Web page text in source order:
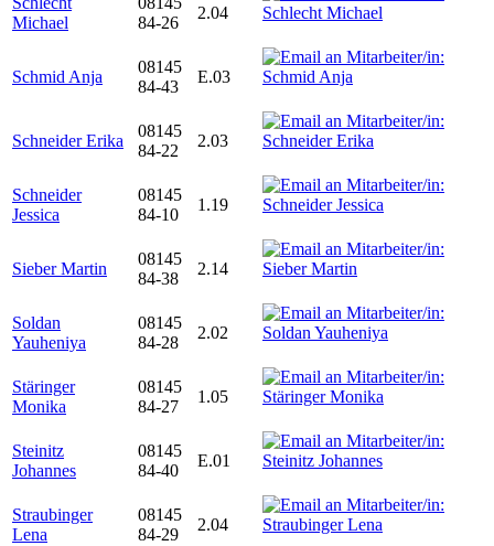
Michael
84-26
2.04
Schmid Anja
08145
84-43
E.03
Schneider Erika
08145
84-22
2.03
Schneider
Jessica
08145
84-10
1.19
Sieber Martin
08145
84-38
2.14
Soldan
Yauheniya
08145
84-28
2.02
Stäringer
Monika
08145
84-27
1.05
Steinitz
Johannes
08145
84-40
E.01
Straubinger
Lena
08145
84-29
2.04